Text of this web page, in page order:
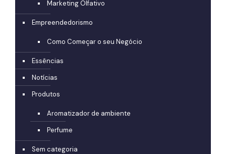
Marketing Olfativo
Empreendedorismo
Como Começar o seu Negócio
Essências
Notícias
Produtos
Aromatizador de ambiente
Perfume
Sem categoria